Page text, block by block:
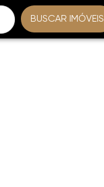
BUSCAR IMÓVEIS